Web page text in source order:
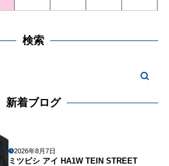
検索
新着ブログ
2026年8月7日
ミツビシ アイ HA1W TEIN STREET